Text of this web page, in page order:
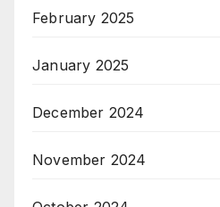
February 2025
January 2025
December 2024
November 2024